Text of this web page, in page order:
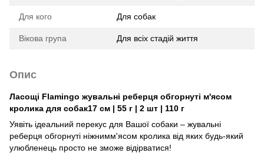
Для кого Для собак
Вікова група Для всіх стадій життя
Опис
Ласощі Flamingo жувальні реберця обгорнуті м'ясом
кролика для собак17 см | 55 г | 2 шт | 110 г
Уявіть ідеальний перекус для Вашої собаки – жувальні
реберця обгорнуті ніжнимм'ясом кролика від яких будь-який
улюбленець просто не зможе відірватися!